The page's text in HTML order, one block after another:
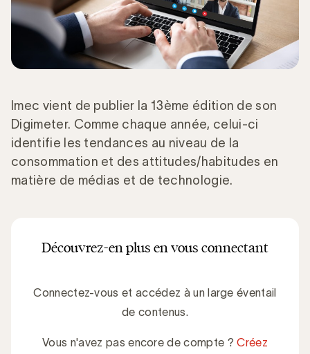
Imec vient de publier la 13ème édition de son
Digimeter. Comme chaque année, celui-ci
identifie les tendances au niveau de la
consommation et des attitudes/habitudes en
matière de médias et de technologie.
Découvrez-en plus en vous connectant
Connectez-vous et accédez à un large éventail
de contenus.
Vous n'avez pas encore de compte ?Créez